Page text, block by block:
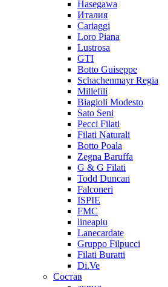
Hasegawa
Италия
Cariaggi
Loro Piana
Lustrosa
GTI
Botto Guiseppe
Schachenmayr Regia
Millefili
Biagioli Modesto
Sato Seni
Pecci Filati
Filati Naturali
Botto Poala
Zegna Baruffa
G & G Filati
Todd Duncan
Falconeri
ISPIE
FMC
lineapiu
Lanecardate
Gruppo Filpucci
Filati Buratti
Di.Ve
Состав